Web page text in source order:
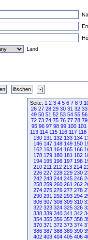
Land
Seite: 1 2 3 4 5 6 7 8 9
26 27 28 29 30 31 32 33
49 50 51 52 53 54 55 56
72 73 74 75 76 77 78 79
95 96 97 98 99 100 101
113 114 115 116 117 118
130 131 132 133 134
146 147 148 149 150
162 163 164 165 166
178 179 180 181 182
194 195 196 197 198
210 211 212 213 214
226 227 228 229 230
242 243 244 245 246
258 259 260 261 262
274 275 276 277 278
290 291 292 293 294
306 307 308 309 310
322 323 324 325 326
338 339 340 341 342
354 355 356 357 358
370 371 372 373 374
386 387 388 389 390
402 403 404 405 406